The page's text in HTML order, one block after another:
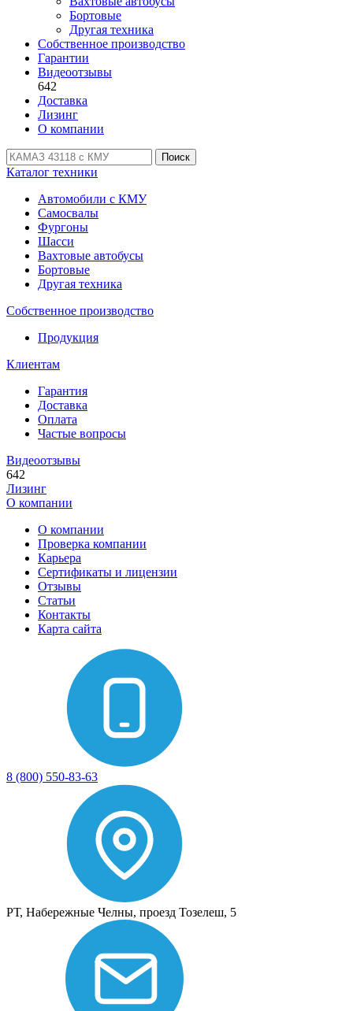
Бортовые
Другая техника
Собственное производство
Гарантии
Видеоотзывы
642
Доставка
Лизинг
О компании
Поиск
Каталог техники
Автомобили с КМУ
Самосвалы
Фургоны
Шасси
Вахтовые автобусы
Бортовые
Другая техника
Собственное производство
Продукция
Клиентам
Гарантия
Доставка
Оплата
Частые вопросы
Видеоотзывы
642
Лизинг
О компании
О компании
Проверка компании
Карьера
Сертификаты и лицензии
Отзывы
Статьи
Контакты
Карта сайта
8 (800) 550-83-63
РТ, Набережные Челны, проезд Тозелеш, 5